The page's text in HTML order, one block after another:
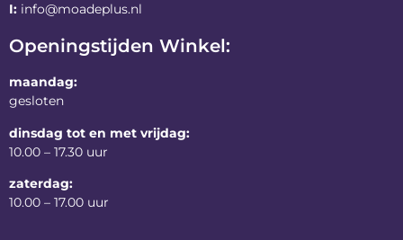
I: info@moadeplus.nl
Openingstijden Winkel:
maandag:
gesloten
dinsdag tot en met vrijdag:
10.00 – 17.30 uur
zaterdag:
10.00 – 17.00 uur